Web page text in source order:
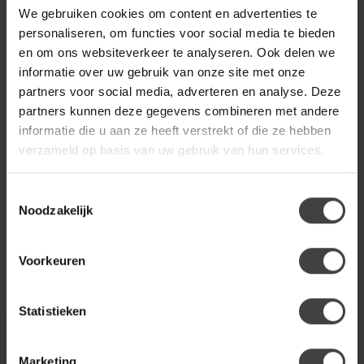
We gebruiken cookies om content en advertenties te
personaliseren, om functies voor social media te bieden
en om ons websiteverkeer te analyseren. Ook delen we
informatie over uw gebruik van onze site met onze
partners voor social media, adverteren en analyse. Deze
partners kunnen deze gegevens combineren met andere
informatie die u aan ze heeft verstrekt of die ze hebben
verzameld op basis van uw gebruik van hun services.
Noodzakelijk
Voorkeuren
Statistieken
WoonStijl Hanglamp 5x
getrapt punch / Zwart bruin
Op voorraad
249,00
Heb je een vraag over dit product?
+31 224 850
926